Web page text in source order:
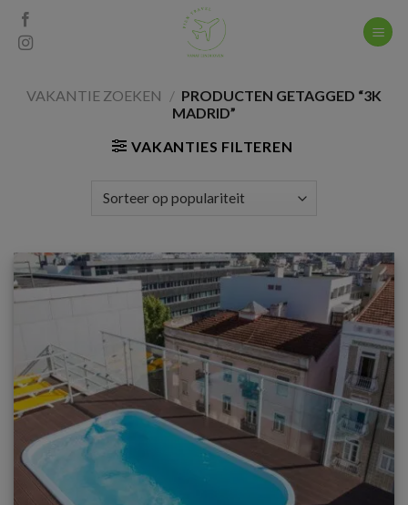
Skip
content
VAKANTIE ZOEKEN / PRODUCTEN GETAGGED “3K
MADRID”
VAKANTIES FILTEREN